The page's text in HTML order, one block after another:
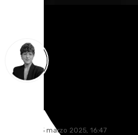
María Rosales
miércoles, 5 marzo 2025, 16:47